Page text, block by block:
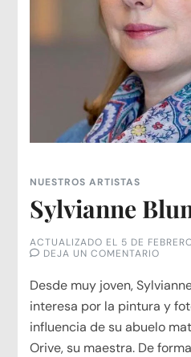
NUESTROS ARTISTAS
Sylvianne
ACTUALIZADO EL 5 DE
DEJA UN COMENTARIO
Desde muy joven,
interesa por la pintura y
influencia de su abuelo
Orive, su maestra. De